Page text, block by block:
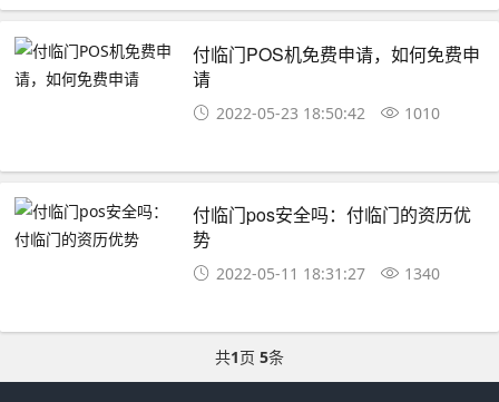
付临门POS机免费申请，如何免费申
请
2022-05-23 18:50:42 1010
付临门pos安全吗：付临门的资历优
势
2022-05-11 18:31:27 1340
共1页 5条